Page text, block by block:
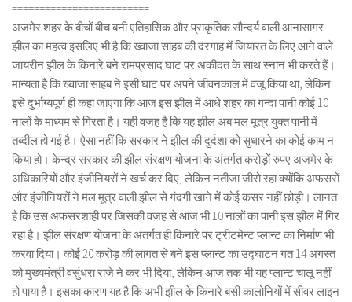
=========================
अजमेर शहर के बीचों बीच बनी एतिहासिक और प्राकृतिक सौन्दर्य वाली आनासागर
झील का महत्व इसलिए भी है कि ख्वाजा साहब की दरगाह में जियारत के लिए आने वाले
जायरीन झील के किनारे बने रामप्रसाद घाट पर अकीदत के साथ स्नान भी करते हैं।
मान्यता है कि ख्वाजा साहब ने इसी घाट पर अपने जीवनकाल में वजू किया था, लेकिन
इसे दुर्भाग्यपूर्ण ही कहा जाएगा कि आज इस झील में आधे शहर का गन्दा पानी कोई 10
नालों के माध्यम से गिरता है। यही वजह है कि यह झील अब मल मूत्र युक्त पानी में
तब्दील हो गई है। ऐसा नहीं कि सरकार ने झील की दुर्दशा को सुधारने का कोई काम न
किया हो। केन्द्र सरकार की झील संरक्षण योजना के अंतर्गत करोड़ों रुपए अजमेर के
अधिकारियों और इंजीनियरों ने खर्च कर दिए, लेकिन नतीजा जीरो रहा क्योंकि अफसरों
और इंजीनियरों ने मल मूत्र वाली झील से गंदगी खाने में कोई कसर नहीं छोड़ी। लानत
है कि उस अफसरशाही पर जिसकी वजह से आज भी 10 नालों का पानी इस झील में गिर
रहा है। झील संरक्षण योजना के अंतर्गत ही किनारे पर ट्रीटमेन्ट प्लान्ट का निर्माण भी
करवा दिया। कोई 20 करोड़ की लागत से बने इस प्लान्ट का उद्घाटन गत 14 अगस्त
को मुख्यमंत्री वसुंधरा राजे ने कर भी दिया, लेकिन आज तक भी यह प्लान्ट चालू नहीं
हो पाया है। इसका कारण यह है कि अभी झील के किनारे बसी कालोनियों में सीवर लाइन